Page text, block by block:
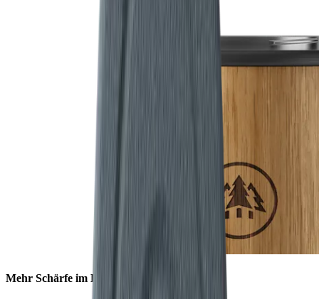
Mehr Schärfe im Handumdrehen